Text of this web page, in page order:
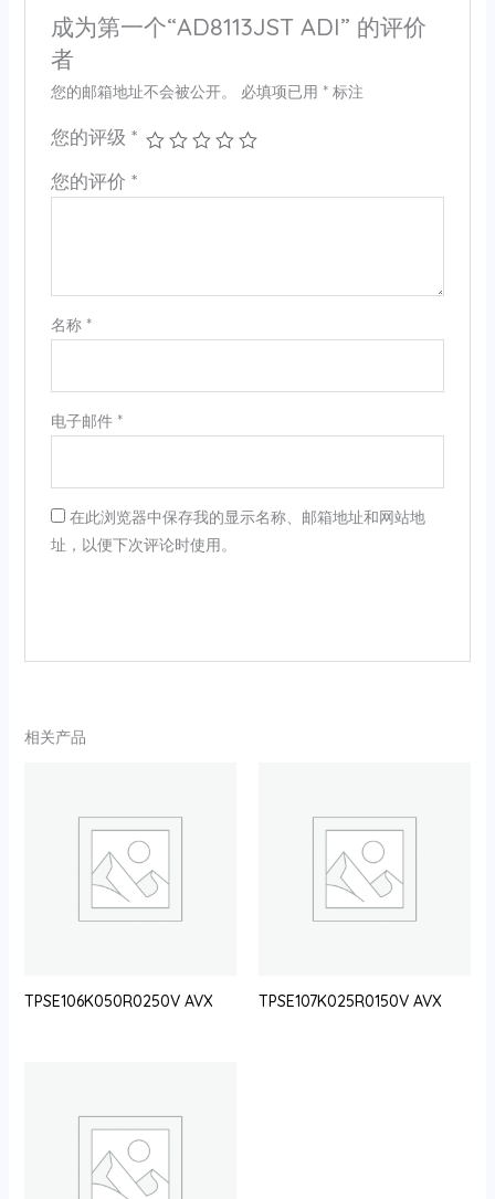
成为第一个“AD8113JST ADI” 的评价
者
您的邮箱地址不会被公开。 必填项已用 *标注
您的评级 *
您的评价 *
名称 *
电子邮件 *
在此浏览器中保存我的显示名称、邮箱地址和网站地
址，以便下次评论时使用。
相关产品
TPSE106K050R0250V AVX TPSE107K025R0150V AVX